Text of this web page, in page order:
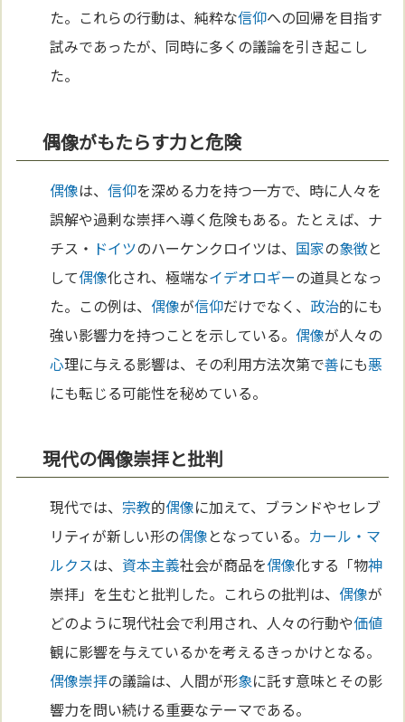
た。これらの行動は、純粋な信仰への回帰を目指す
試みであったが、同時に多くの議論を引き起こし
た。
偶像がもたらす力と危険
偶像は、信仰を深める力を持つ一方で、時に人々を
誤解や過剰な崇拝へ導く危険もある。たとえば、ナ
チス・ ドイツのハーケンクロイツは、 国家の象徴と
して偶像化され、極端なイデオロギーの道具となっ
た。この例は、 偶像が信仰だけでなく、 政治的にも
強い影響力を持つことを示している。 偶像が人々の
心理に与える影響は、その利用方法次第で善にも悪
にも転じる可能性を秘めている。
現代の偶像崇拝と批判
現代では、 宗教的偶像に加えて、ブランドやセレブ
リティが新しい形の偶像となっている。 カール・マ
ルクスは、 資本主義社会が商品を偶像化する「物神
崇拝」を生むと批判した。これらの批判は、 偶像が
どのように現代社会で利用され、人々の行動や価値
観に影響を与えているかを考えるきっかけとなる。
偶像崇拝の議論は、人間が形象に託す意味とその影
響力を問い続ける重要なテーマである。